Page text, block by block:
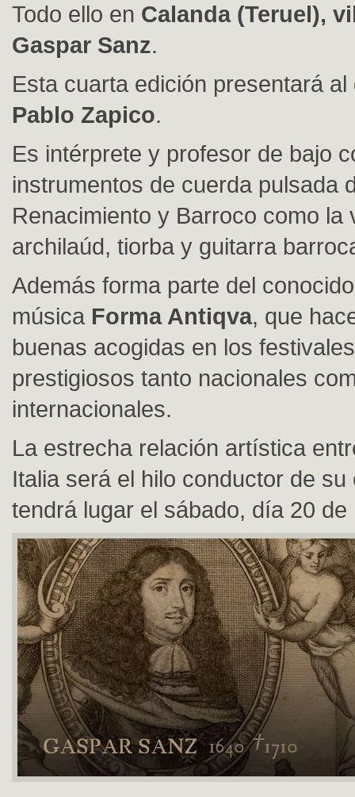
Todo ello en Calanda (Teruel),
Gaspar Sanz.
Esta cuarta edición presentará al
Pablo Zapico.
Es intérprete y profesor de bajo
instrumentos de cuerda pulsada
Renacimiento y Barroco como la
archilaúd, tiorba y guitarra
Además forma parte del
música Forma Antiqva, que
buenas acogidas en los
prestigiosos tanto nacionales
internacionales.
La estrecha relación artística
Italia será el hilo conductor de
tendrá lugar el sábado, día 20 de